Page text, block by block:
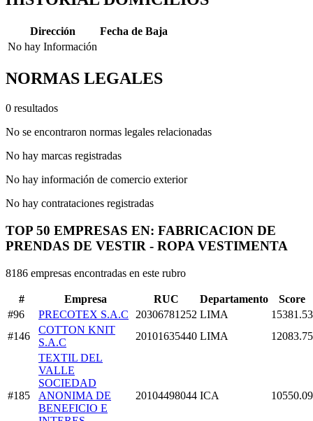
Dirección
Fecha de Baja
No hay Información
NORMAS LEGALES
0 resultados
No se encontraron normas legales relacionadas
No hay marcas registradas
No hay información de comercio exterior
No hay contrataciones registradas
TOP 50 EMPRESAS EN: FABRICACION DE
PRENDAS DE VESTIR - ROPA VESTIMENTA
8186 empresas encontradas en este rubro
# Empresa RUC Departamento
Score
#96
PRECOTEX S.A.C 20306781252 LIMA
15381.53
#146
COTTON KNIT
S.A.C
20101635440 LIMA 12083.75
#185
TEXTIL DEL
VALLE
SOCIEDAD
ANONIMA DE
BENEFICIO E
20104498044 ICA 10550.09